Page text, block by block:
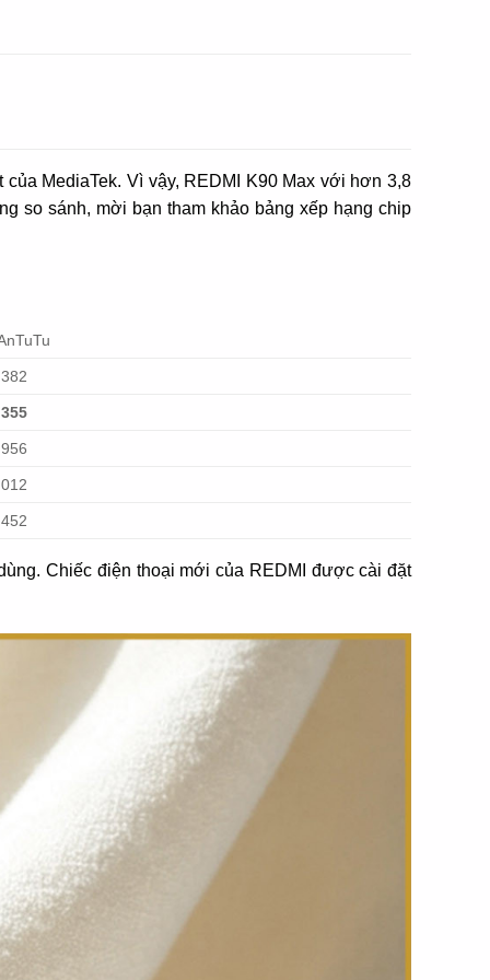
MediaTek. Vì vậy, REDMI K90 Max với hơn 3,8
so sánh, mời bạn tham khảo bảng xếp hạng chip
Chiếc điện thoại mới của REDMI được cài đặt